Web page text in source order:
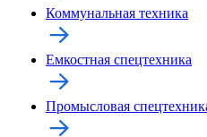
Коммунальная техника
Емкостная спецтехника
Промысловая